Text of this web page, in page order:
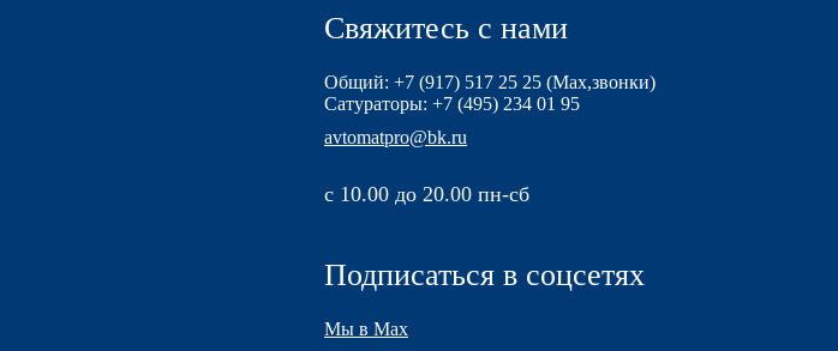
Свяжитесь с нами
Общий: +7 (917) 517 25 25 (Max,звонки)
Сатураторы: +7 (495) 234 01 95
avtomatpro@bk.ru
с 10.00 до 20.00 пн-сб
Подписаться в соцсетях
Мы в Max